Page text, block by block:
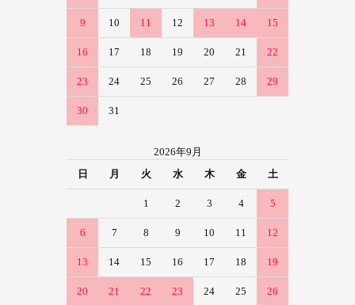
9 10 11 12 13 14 15
16 17 18 19 20 21 22
23 24 25 26 27 28 29
30 31
2026年9月
日
月 火 水 木 金 土
1 2 3 4 5
6 7 8 9 10 11 12
13 14 15 16 17 18 19
20 21 22 23 24 25 26